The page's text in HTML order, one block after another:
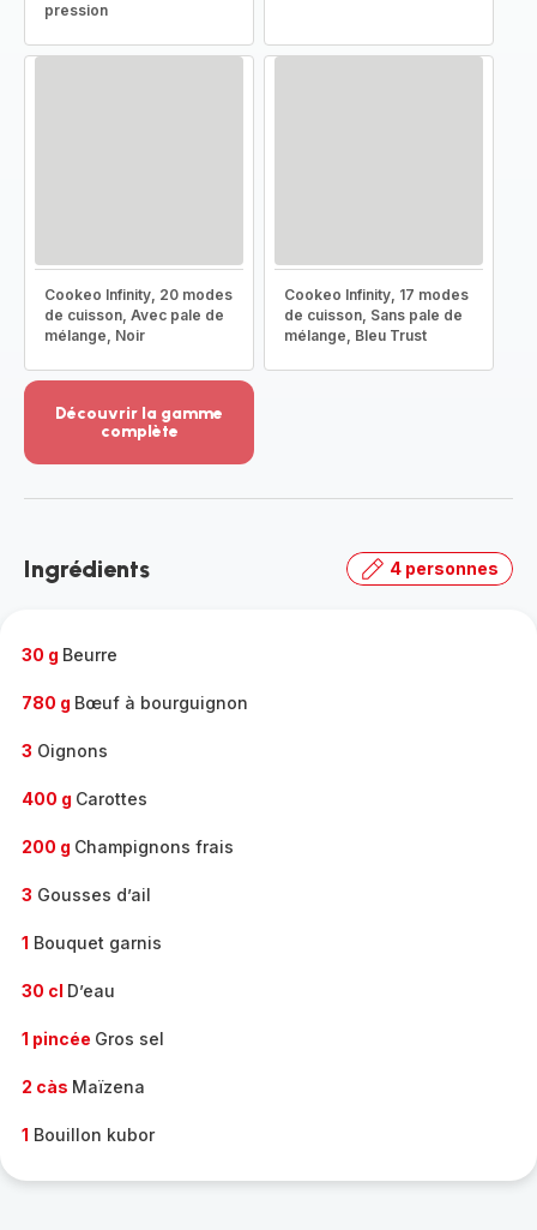
pression
Cookeo Infinity, 20 modes
de cuisson, Avec pale de
mélange, Noir
Cookeo Infinity, 17 modes
de cuisson, Sans pale de
mélange, Bleu Trust
Découvrir la gamme
complète
-
gamme
Ingrédients 4 personnes
30 g Beurre
780 g Bœuf à bourguignon
3 Oignons
400 g Carottes
200 g Champignons frais
3 Gousses d’ail
1 Bouquet garnis
30 cl D’eau
1 pincée Gros sel
2 càs Maïzena
1 Bouillon kubor